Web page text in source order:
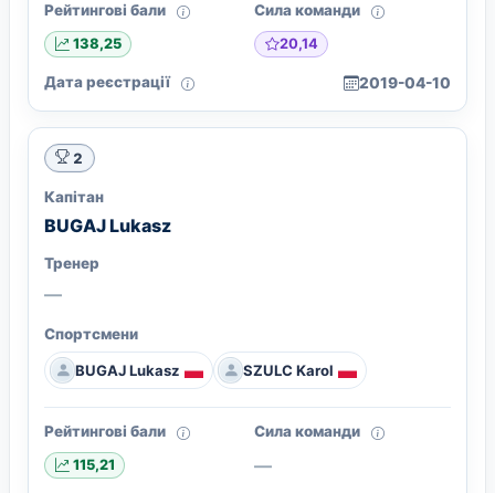
Рейтингові бали
138,25
Сила команди
20,14
Дата реєстрації 2019-04-10
2
Капітан
BUGAJ Lukasz
Тренер
—
Спортсмени
BUGAJ Lukasz SZULC Karol
Рейтингові бали
115,21
Сила команди
—